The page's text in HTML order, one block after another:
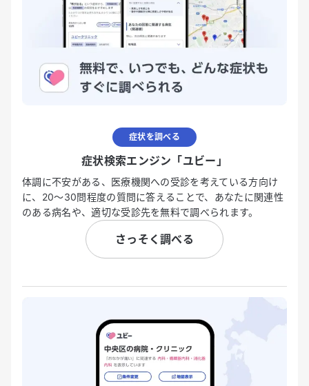
症状を調べる
症状検索エンジン「ユビー」
体調に不安がある、医療機関への受診を考えている方向け
に、20〜30問程度の質問に答えることで、あなたに関連性
のある病名や、適切な受診先を無料で調べられます。
さっそく調べる